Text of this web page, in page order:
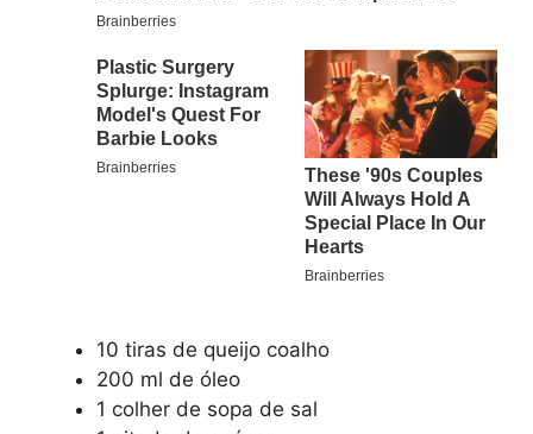
10 tiras de queijo coalho
200 ml de óleo
1 colher de sopa de sal